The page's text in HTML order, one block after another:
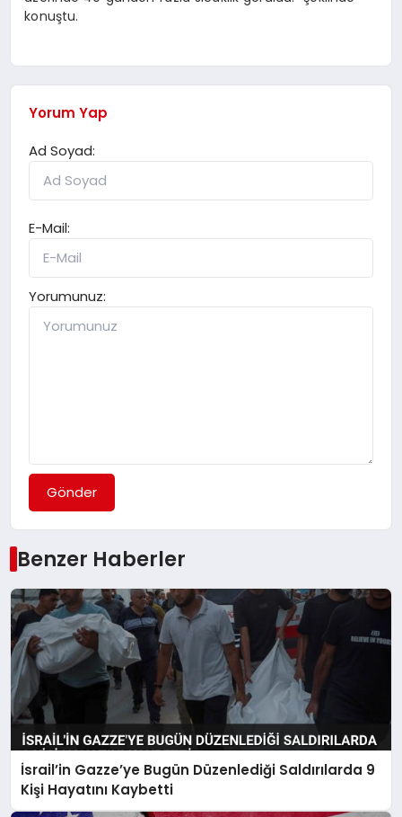
konuştu.
Yorum Yap
Ad Soyad:
E-Mail:
Yorumunuz:
Gönder
Benzer Haberler
İsrail’in Gazze’ye Bugün Düzenlediği Saldırılarda 9
Kişi Hayatını Kaybetti